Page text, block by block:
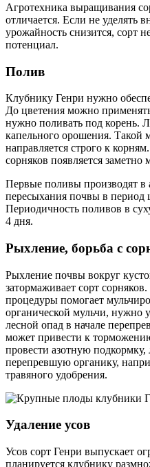
Агротехника выращивания
отличается. Если не уделять
урожайность снизится, сорт
потенциал.
Полив
Клубнику Генри нужно
До цветения можно
нужно поливать под корень.
капельного орошения. Такой
направляется строго к
сорняков появляется заметно
Первые поливы производят в
пересыхания почвы в период
Периодичность поливов в
4 дня.
Рыхление, борьба с
Рыхление почвы вокруг
затормаживает сорт
процедуры помогает
органической мульчи, нужно
лесной опад в начале
может привести к
провести азотную подкормку,
перепревшую органику,
травяного удобрения.
Удаление усов
Усов сорт Генри выпускает
планируется клубнику